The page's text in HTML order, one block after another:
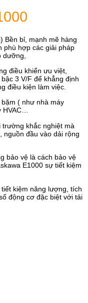
Bền bỉ, mạnh mẽ hàng
phù hợp các giải pháp
dưỡng,
điều khiển ưu việt,
3 V/F để khẳng định
điều kiện làm việc.
( như nhà máy
HVAC…
trường khắc nghiệt mà
nguồn đầu vào dải rộng
bảo vệ là cách bảo vệ
E1000 sự tiết kiệm
kiệm năng lượng, tích
động cơ đặc biệt với tải